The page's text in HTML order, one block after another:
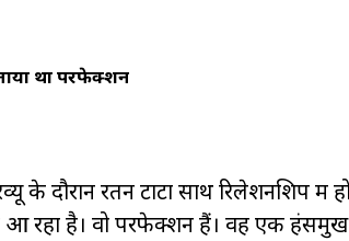
था परफेक्शन
के दौरान रतन टाटा साथ रिलेशनशिप में
रहा है। वो परफेक्शन हैं। वह एक हंसमुख